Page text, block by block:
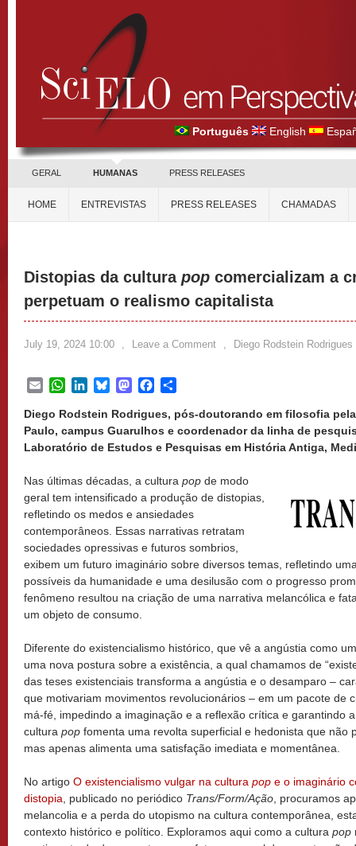
Português English
GERAL HUMANAS PRESS RELEASES
HOME ENTREVISTAS PRESS RELEASES CHAMADAS
Distopias da cultura pop comercializam a
perpetuam o realismo capitalista
July 19, 2024 10:00 , Leave a Comment , Diego Rodstein Rodrigues
EmailWhatsApp
LinkedInBlueskyMastodonFacebook
Diego Rodstein Rodrigues, pós-doutorando em filosofia
Paulo, campus Guarulhos e coordenador da linha de
Laboratório de Estudos e Pesquisas em História Antiga,
Nas últimas décadas, a cultura pop de modo
geral tem intensificado a produção de distopias,
refletindo os medos e ansiedades
contemporâneos. Essas narrativas retratam
sociedades opressivas e futuros sombrios,
exibem um futuro imaginário sobre diversos temas, refletindo
possíveis da humanidade e uma desilusão com o progresso
fenômeno resultou na criação de uma narrativa melancólica e
um objeto de consumo.
Diferente do existencialismo histórico, que vê a angústia como
uma nova postura sobre a existência, a qual chamamos de
das teses existenciais transforma a angústia e o desamparo –
que motivariam movimentos revolucionários – em um pacote de
má-fé, impedindo a imaginação e a reflexão crítica e garantindo
cultura pop fomenta uma revolta superficial e hedonista que não
mas apenas alimenta uma satisfação imediata e momentânea.
No artigo O existencialismo vulgar na cultura pop e o imaginário
distopia , publicado no periódico Trans/Form/Ação , procuramos
melancolia e a perda do utopismo na cultura contemporânea,
contexto histórico e político. Exploramos aqui como a cultura pop